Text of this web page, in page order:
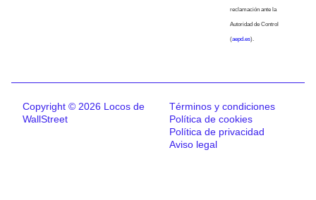
reclamación ante la
Autoridad de Control
(aepd.es).
Copyright © 2026 Locos de
WallStreet
Términos y condiciones
Política de cookies
Política de privacidad
Aviso legal